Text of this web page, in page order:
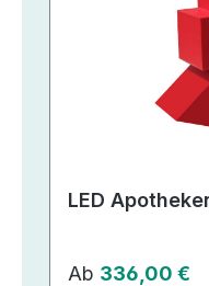
LED
Regulärer Preis:
Ab 336,00 €